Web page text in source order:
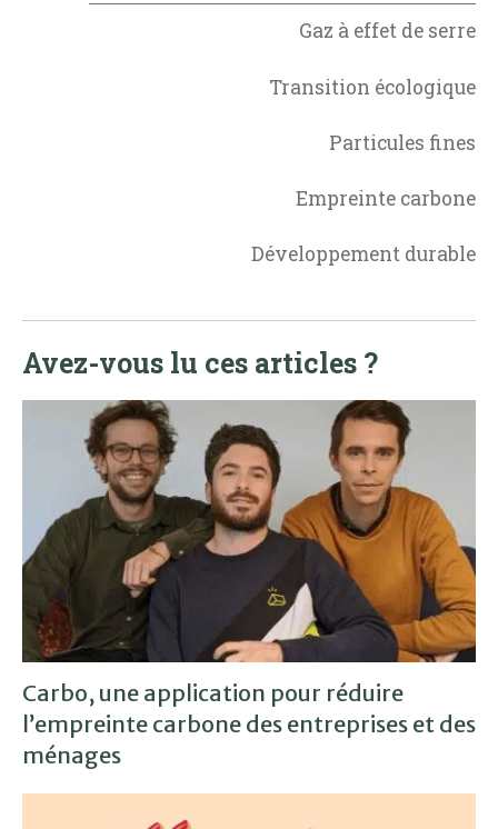
Gaz à effet de serre
Transition écologique
Particules fines
Empreinte carbone
Développement durable
Avez-vous lu ces articles ?
Carbo, une application pour réduire
l’empreinte carbone des entreprises et des
ménages